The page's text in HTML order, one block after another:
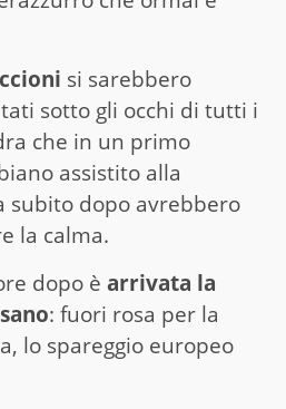
si sarebbero
sotto gli occhi di tutti i
che in un primo
assistito alla
subito dopo avrebbero
la calma.
dopo è arrivata la
: fuori rosa per la
lo spareggio europeo